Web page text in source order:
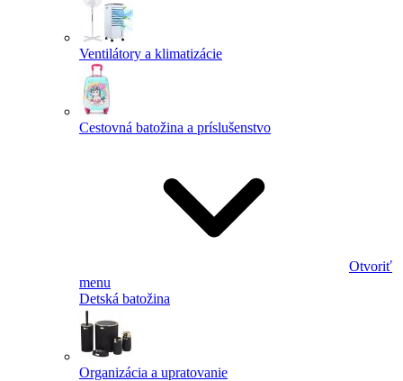
Ventilátory a klimatizácie
Cestovná batožina a príslušenstvo
Otvoriť
menu
Detská batožina
Organizácia a upratovanie